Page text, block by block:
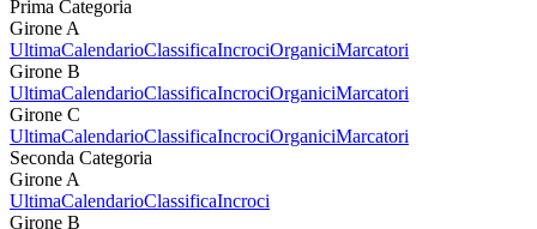
Prima Categoria
Girone A
UltimaCalendarioClassificaIncrociOrganiciMarcatori
Girone B
UltimaCalendarioClassificaIncrociOrganiciMarcatori
Girone C
UltimaCalendarioClassificaIncrociOrganiciMarcatori
Seconda Categoria
Girone A
UltimaCalendarioClassificaIncroci
Girone B